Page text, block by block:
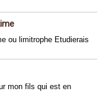
ou limitrophe Etudierais
mon fils qui est en